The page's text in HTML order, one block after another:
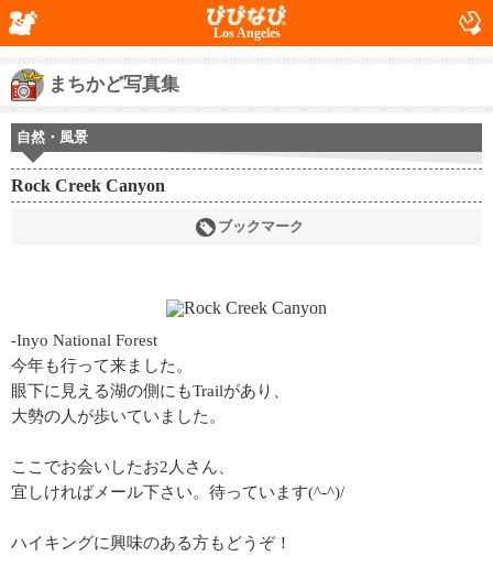
Los Angeles
まちかど写真集
自然・風景
Rock Creek Canyon
ブックマーク
-Inyo National Forest
今年も行って来ました。
眼下に見える湖の側にもTrailがあり、
大勢の人が歩いていました。
ここでお会いしたお2人さん、
宜しければメール下さい。待っています(^-^)/
ハイキングに興味のある方もどうぞ！